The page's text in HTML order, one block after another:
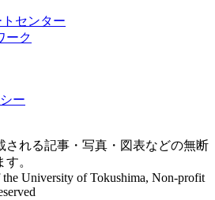
ー
される記事・写真・図表などの無断
。
University of Tokushima, Non-profit